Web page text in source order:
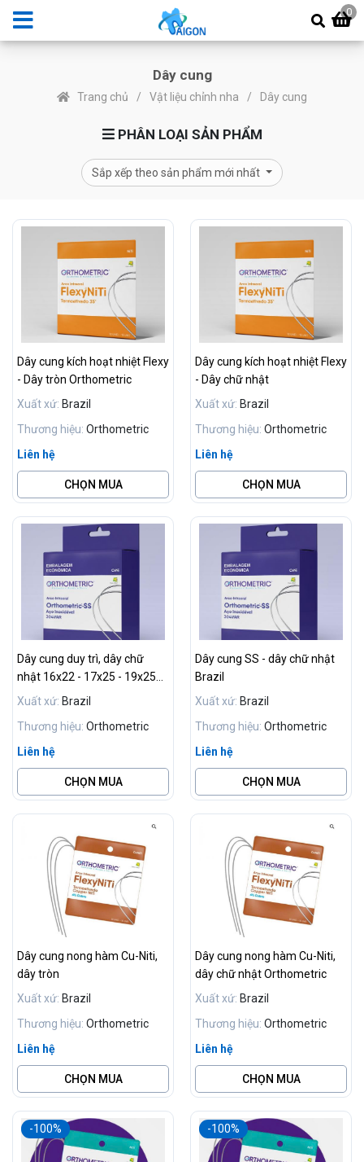
0
Dây cung
Trang chủ Vật liệu chỉnh nha Dây cung
PHÂN LOẠI SẢN PHẨM
Sắp xếp theo sản phẩm mới nhất
Dây cung kích hoạt nhiệt Flexy
- Dây tròn Orthometric
Xuất xứ: Brazil
Thương hiệu: Orthometric
Liên hệ
CHỌN MUA
Dây cung kích hoạt nhiệt Flexy
- Dây chữ nhật
Xuất xứ: Brazil
Thương hiệu: Orthometric
Liên hệ
CHỌN MUA
Dây cung duy trì, dây chữ
nhật 16x22 - 17x25 - 19x25
Orthometric
Xuất xứ: Brazil
Thương hiệu: Orthometric
Liên hệ
CHỌN MUA
Dây cung SS - dây chữ nhật
Brazil
Xuất xứ: Brazil
Thương hiệu: Orthometric
Liên hệ
CHỌN MUA
Dây cung nong hàm Cu-Niti,
dây tròn
Xuất xứ: Brazil
Thương hiệu: Orthometric
Liên hệ
CHỌN MUA
Dây cung nong hàm Cu-Niti,
dây chữ nhật Orthometric
Xuất xứ: Brazil
Thương hiệu: Orthometric
Liên hệ
CHỌN MUA
-100% -100%